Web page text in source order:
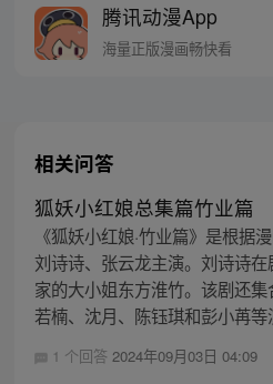
腾讯动漫App
海量正版漫画畅快看
相关问答
狐妖小红娘总集篇竹业篇
《狐妖小红娘·竹业篇》是根据
刘诗诗、张云龙主演。刘诗诗
家的大小姐东方淮竹。该剧还
若楠、沈月、陈钰琪和彭小苒
1 个回答 2024年09月03日 04:09